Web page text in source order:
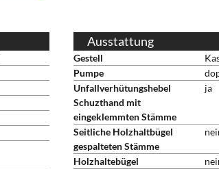
Ausstattung
Gestell
Pumpe
Unfallverhütungshebel
Schuzthand mit
eingeklemmten Stämme
ja
Seitliche Holzhaltbügel
gespalteten Stämme
Holzhaltebügel